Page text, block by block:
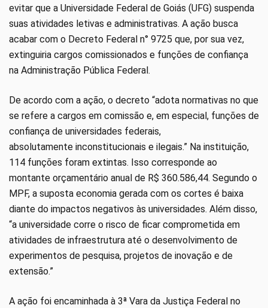
evitar que a Universidade Federal de Goiás (UFG) suspenda
suas atividades letivas e administrativas. A ação busca
acabar com o Decreto Federal n° 9725 que, por sua vez,
extinguiria cargos comissionados e funções de confiança
na Administração Pública Federal.
De acordo com a ação, o decreto “adota normativas no que
se refere a cargos em comissão e, em especial, funções de
confiança de universidades federais,
absolutamente inconstitucionais e ilegais.” Na instituição,
114 funções foram extintas. Isso corresponde ao
montante orçamentário anual de R$ 360.586,44. Segundo o
MPF, a suposta economia gerada com os cortes é baixa
diante do impactos negativos às universidades. Além disso,
“a universidade corre o risco de ficar comprometida em
atividades de infraestrutura até o desenvolvimento de
experimentos de pesquisa, projetos de inovação e de
extensão.”
A ação foi encaminhada à 3ª Vara da Justiça Federal no